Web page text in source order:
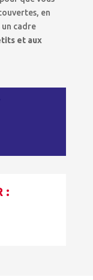
en
cadre
et aux
: